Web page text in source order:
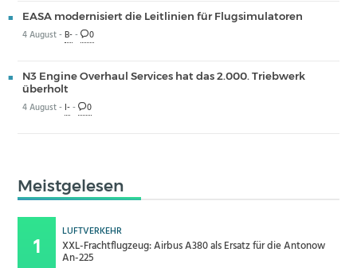
EASA modernisiert die Leitlinien für Flugsimulatoren
4 August -B-- 0
N3 Engine Overhaul Services hat das 2.000. Triebwerk
überholt
4 August - I-- 0
Meistgelesen
LUFTVERKEHR
XXL-Frachtflugzeug: Airbus A380 als Ersatz für die Antonow
An-225